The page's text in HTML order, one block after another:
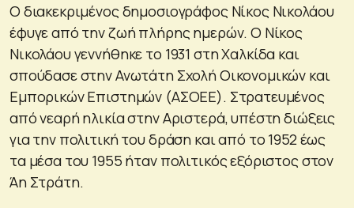
Ο διακεκριμένος δημοσιογράφος Νίκος Νικολάου
έφυγε από την ζωή πλήρης ημερών. Ο Νίκος
Νικολάου γεννήθηκε το 1931 στη Χαλκίδα και
σπούδασε στην Ανωτάτη Σχολή Οικονομικών και
Εμπορικών Επιστημών (ΑΣΟΕΕ). Στρατευμένος
από νεαρή ηλικία στην Αριστερά, υπέστη διώξεις
για την πολιτική του δράση και από το 1952 έως
τα μέσα του 1955 ήταν πολιτικός εξόριστος στον
Άη Στράτη.